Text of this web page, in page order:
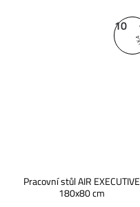
10
Pracovní stůl AIR EXECUTIVE
180x80 cm